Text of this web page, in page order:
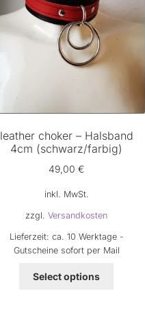
leather choker – Halsband
4cm (schwarz/farbig)
49,00€
inkl. MwSt.
zzgl.Versandkosten
Lieferzeit: ca. 10 Werktage -
Gutscheine sofort per Mail
Select options